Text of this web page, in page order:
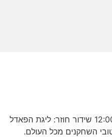
ליגת הפאדל המקצועית 06:00 - 12:00 שידור חוזר: ליגת הפאדל
השחקנים מכל העולם.